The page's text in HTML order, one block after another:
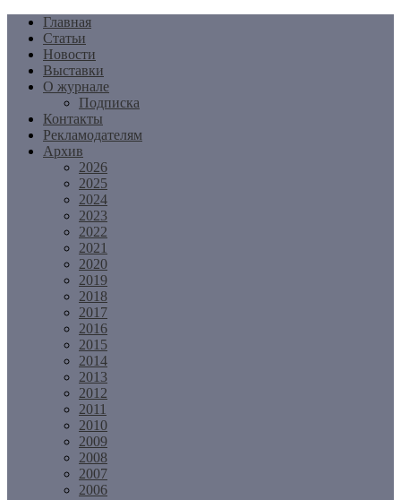
Перейти
содержимому
Главная
Статьи
Новости
Выставки
О журнале
Подписка
Контакты
Рекламодателям
Архив
2026
2025
2024
2023
2022
2021
2020
2019
2018
2017
2016
2015
2014
2013
2012
2011
2010
2009
2008
2007
2006